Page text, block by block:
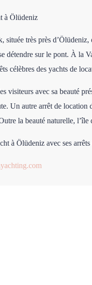
à Ölüdeniz
située très près
détendre sur le pont. À la
célèbres des yachts de
visiteurs avec sa beauté
Un autre arrêt de
la beauté naturelle, l’île
à Ölüdeniz avec ses